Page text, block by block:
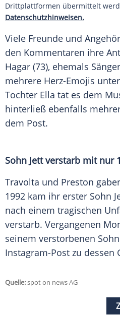
Drittplattformen übermittelt
Datenschutzhinweisen.
Viele Freunde und
den Kommentaren ihre
Hagar (73), ehemals
mehrere Herz-Emojis
Tochter Ella tat es dem
hinterließ ebenfalls
dem Post.
Sohn Jett verstarb mit nur
Travolta und Preston
1992 kam ihr erster Sohn
nach einem tragischen
verstarb. Vergangenen
seinem verstorbenen
Instagram-Post zu dessen
Quelle:spot on news AG